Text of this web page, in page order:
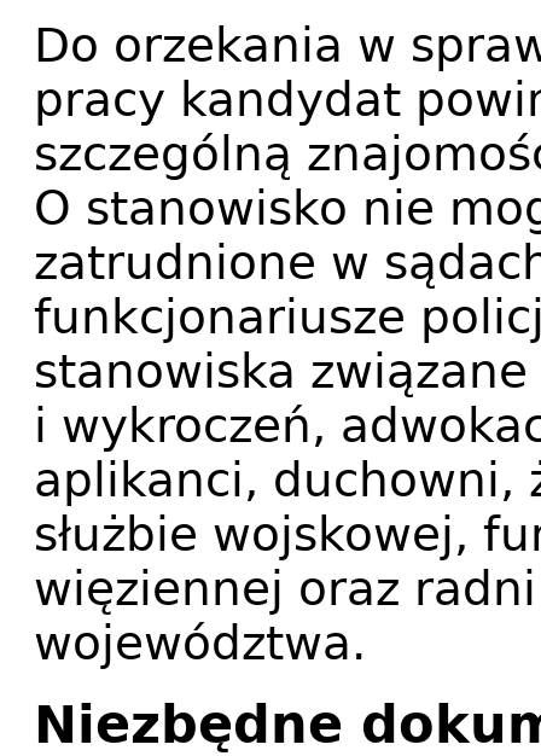
Do orzekania w
pracy kandydat
szczególną
O stanowisko nie
zatrudnione w
funkcjonariusze
stanowiska
i wykroczeń,
aplikanci, duchowni,
służbie wojskowej,
więziennej oraz
województwa.
Niezbędne